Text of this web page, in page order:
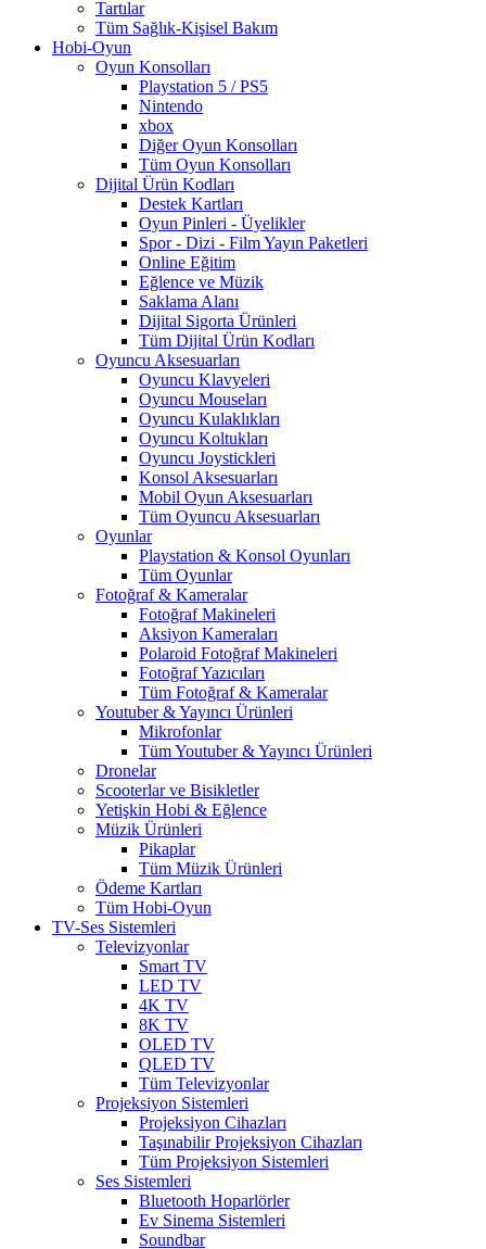
Tartılar
Tüm Sağlık-Kişisel Bakım
Hobi-Oyun
Oyun Konsolları
Playstation 5 / PS5
Nintendo
xbox
Diğer Oyun Konsolları
Tüm Oyun Konsolları
Dijital Ürün Kodları
Destek Kartları
Oyun Pinleri - Üyelikler
Spor - Dizi - Film Yayın Paketleri
Online Eğitim
Eğlence ve Müzik
Saklama Alanı
Dijital Sigorta Ürünleri
Tüm Dijital Ürün Kodları
Oyuncu Aksesuarları
Oyuncu Klavyeleri
Oyuncu Mouseları
Oyuncu Kulaklıkları
Oyuncu Koltukları
Oyuncu Joystickleri
Konsol Aksesuarları
Mobil Oyun Aksesuarları
Tüm Oyuncu Aksesuarları
Oyunlar
Playstation & Konsol Oyunları
Tüm Oyunlar
Fotoğraf & Kameralar
Fotoğraf Makineleri
Aksiyon Kameraları
Polaroid Fotoğraf Makineleri
Fotoğraf Yazıcıları
Tüm Fotoğraf & Kameralar
Youtuber & Yayıncı Ürünleri
Mikrofonlar
Tüm Youtuber & Yayıncı Ürünleri
Dronelar
Scooterlar ve Bisikletler
Yetişkin Hobi & Eğlence
Müzik Ürünleri
Pikaplar
Tüm Müzik Ürünleri
Ödeme Kartları
Tüm Hobi-Oyun
TV-Ses Sistemleri
Televizyonlar
Smart TV
LED TV
4K TV
8K TV
OLED TV
QLED TV
Tüm Televizyonlar
Projeksiyon Sistemleri
Projeksiyon Cihazları
Taşınabilir Projeksiyon Cihazları
Tüm Projeksiyon Sistemleri
Ses Sistemleri
Bluetooth Hoparlörler
Ev Sinema Sistemleri
Soundbar